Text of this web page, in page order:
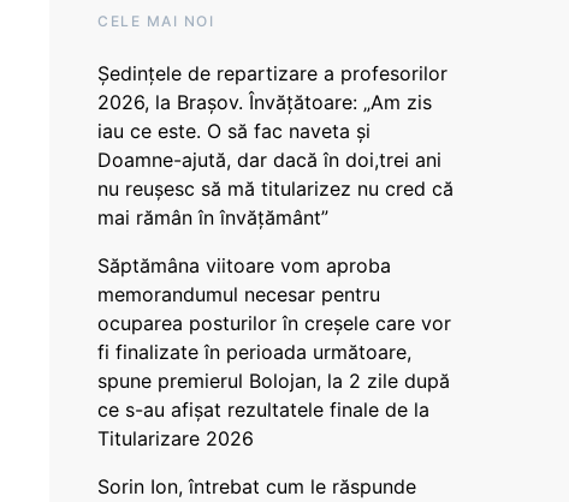
CELE MAI NOI
Ședințele de repartizare a profesorilor
2026, la Brașov. Învățătoare: „Am zis
iau ce este. O să fac naveta și
Doamne-ajută, dar dacă în doi,trei ani
nu reușesc să mă titularizez nu cred că
mai rămân în învățământ”
Săptămâna viitoare vom aproba
memorandumul necesar pentru
ocuparea posturilor în creșele care vor
fi finalizate în perioada următoare,
spune premierul Bolojan, la 2 zile după
ce s-au afișat rezultatele finale de la
Titularizare 2026
Sorin Ion, întrebat cum le răspunde